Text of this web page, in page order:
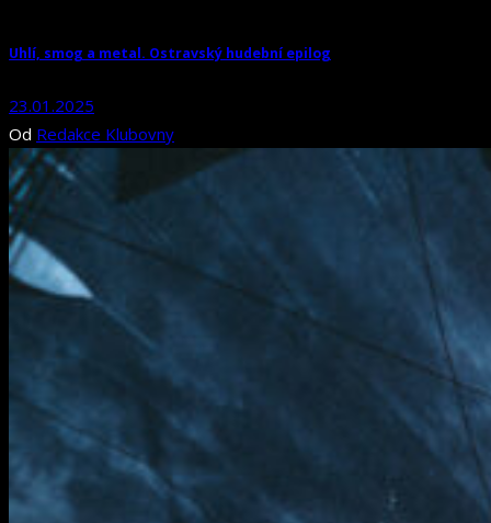
Uhlí, smog a metal. Ostravský hudební epilog
23.01.2025
Od Redakce Klubovny